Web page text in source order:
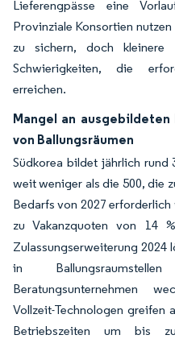
Lieferengpässe eine
Provinziale Konsortien
zu sichern, doch kleinere
Schwierigkeiten, die
erreichen.
Mangel an ausgebildeten
von Ballungsräumen
Südkorea bildet jährlich rund
weit weniger als die 500, die
Bedarfs von 2027
zu Vakanzquoten von 14
Zulassungserweiterung 2024
in
Beratungsunternehmen
Vollzeit-Technologen greifen
Betriebszeiten um bis